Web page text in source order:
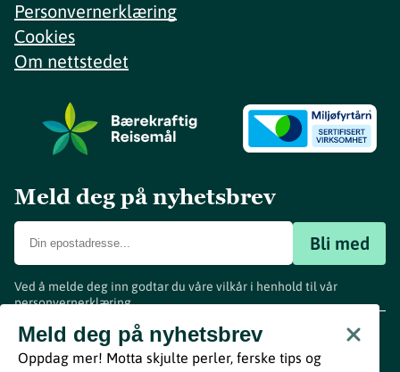
Personvernerklæring
Cookies
Om nettstedet
Meld deg på nyhetsbrev
Bli med
Ved å melde deg inn godtar du våre vilkår i henhold til vår
personvernerklæring.
Meld deg på nyhetsbrev
Oppdag mer! Motta skjulte perler, ferske tips og
www.visitvestfold.com
Turistinformasjon